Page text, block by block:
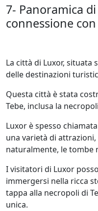
7- Panoramica
connessione
La città di Luxor, situata
delle destinazioni
Questa città è stata
Tebe, inclusa la
Luxor è spesso
una varietà di
naturalmente, le tombe
I visitatori di Luxor
immergersi nella ricca
tappa alla necropoli di
unica.